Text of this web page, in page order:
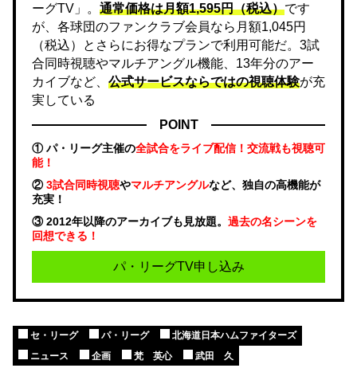
ーグTV」。 通常価格は月額1,595円（税込）です
が、各球団のファンクラブ会員なら月額1,045円
（税込）とさらにお得なプランで利用可能だ。3試
合同時視聴やマルチアングル機能、13年分のアー
カイブなど、 公式サービスならではの視聴体験が充
実している
POINT
① パ・リーグ主催の全試合をライブ配信！交流戦も視聴可
能！
②3試合同時視聴やマルチアングルなど、独自の高機能が
充実！
③ 2012年以降のアーカイブも見放題。 過去の名シーンを
回想できる！
パ・リーグTV申し込み
セ・リーグ パ・リーグ
北海道日本ハムファイターズ
ニュース
企画 梵 英心 武田 久